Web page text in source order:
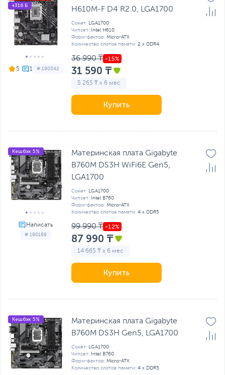
5 # 190342
+316 Б
H610M-F D4 R2.0, LGA1700
Сокет:
LGA1700
Чипсет: Intel H610
Форм-фактор: Micro-ATX
Количество слотов памяти: 2 x DDR4
36 990 ₸
31 590 ₸
5 265 ₸ x 6 мес
Купить
# 190169
Кешбэк 5%
Материнская плата Gigabyte
B760M DS3H WiFi6E Gen5,
LGA1700
Сокет:
LGA1700
Чипсет: Intel B760
Форм-фактор: Micro-ATX
Количество слотов памяти: 4 x DDR5
99 990 ₸
87 990 ₸
14 665 ₸ x 6 мес
Купить
Кешбэк 5%
Материнская плата Gigabyte
B760M DS3H Gen5, LGA1700
Сокет:
LGA1700
Чипсет: Intel B760
Форм-фактор: Micro-ATX
Количество слотов памяти: 4 x DDR5